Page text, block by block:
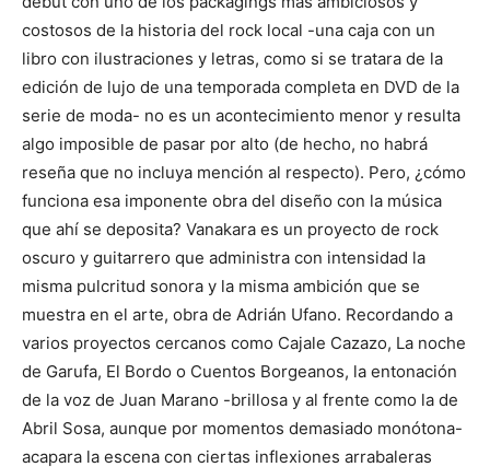
costosos de la historia del rock local -una caja con un
libro con ilustraciones y letras, como si se tratara de la
edición de lujo de una temporada completa en DVD de la
serie de moda- no es un acontecimiento menor y resulta
algo imposible de pasar por alto (de hecho, no habrá
reseña que no incluya mención al respecto). Pero, ¿cómo
funciona esa imponente obra del diseño con la música
que ahí se deposita? Vanakara es un proyecto de rock
oscuro y guitarrero que administra con intensidad la
misma pulcritud sonora y la misma ambición que se
muestra en el arte, obra de Adrián Ufano. Recordando a
varios proyectos cercanos como Cajale Cazazo, La noche
de Garufa, El Bordo o Cuentos Borgeanos, la entonación
de la voz de Juan Marano -brillosa y al frente como la de
Abril Sosa, aunque por momentos demasiado monótona-
acapara la escena con ciertas inflexiones arrabaleras